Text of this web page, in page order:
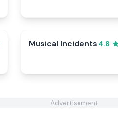
Musical Incidents 4.8
Advertisement